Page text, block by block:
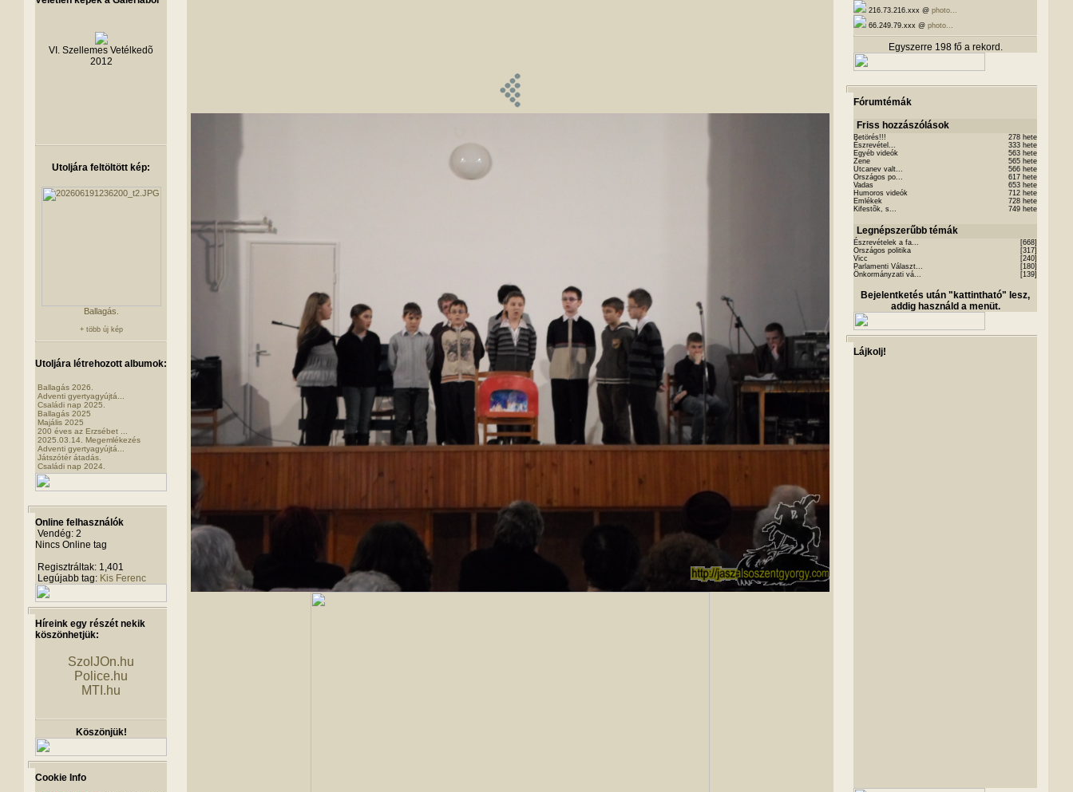
VI. Szellemes Vetélkedõ
2012
Utoljára feltöltött kép:
Ballagás.
+ több új kép
Utoljára létrehozott albumok:
Ballagás 2026.
Adventi gyertyagyújtá...
Családi nap 2025.
Ballagás 2025
Majális 2025
200 éves az Erzsébet ...
2025.03.14. Megemlékezés
Adventi gyertyagyújtá...
Játszótér átadás.
Családi nap 2024.
Online felhasználók
Vendég: 2
Nincs Online tag
Regisztráltak: 1,401
Legújabb tag: Kis Ferenc
Híreink egy részét nekik
köszönhetjük:
SzolJOn.hu
Police.hu
MTI.hu
Köszönjük!
Cookie Info
216.73.216.xxx @ photo...
66.249.79.xxx @ photo...
Egyszerre 198 fő a rekord.
Fórumtémák
Friss hozzászólások
Betörés!!!
278 hete
Észrevétel...
333 hete
Egyéb videók
563 hete
Zene
565 hete
Utcanev valt...
566 hete
Országos po...
617 hete
Vadas
653 hete
Humoros videók
712 hete
Emlékek
728 hete
Kifestõk, s...
749 hete
Legnépszerűbb témák
Észrevételek a fa...
[668]
Országos politika
[317]
Vicc
[240]
Parlamenti Választ...
[180]
Önkormányzati vá...
[139]
Bejelentketés után "kattintható" lesz,
addig használd a menüt.
Lájkolj!